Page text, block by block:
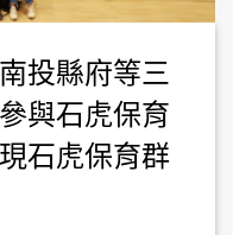
投縣府等三
與石虎保育
石虎保育群